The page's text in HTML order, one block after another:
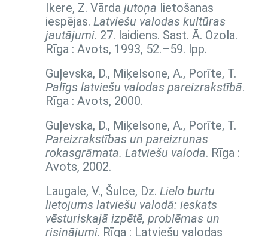
Ikere, Z. Vārda jutoņa lietošanas
iespējas. Latviešu valodas kultūras
jautājumi. 27. laidiens. Sast. Ā. Ozola.
Rīga : Avots, 1993, 52.–59. lpp.
Guļevska, D., Miķelsone, A., Porīte, T.
Palīgs latviešu valodas pareizrakstībā.
Rīga : Avots, 2000.
Guļevska, D., Miķelsone, A., Porīte, T.
Pareizrakstības un pareizrunas
rokasgrāmata. Latviešu valoda. Rīga :
Avots, 2002.
Laugale, V., Šulce, Dz. Lielo burtu
lietojums latviešu valodā: ieskats
vēsturiskajā izpētē, problēmas un
risinājumi. Rīga : Latviešu valodas